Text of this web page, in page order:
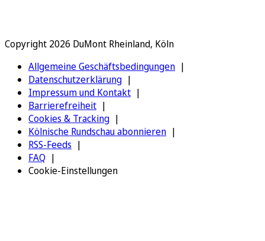
Copyright 2026 DuMont Rheinland, Köln
Allgemeine Geschäftsbedingungen
Datenschutzerklärung
Impressum und Kontakt
Barrierefreiheit
Cookies & Tracking
Kölnische Rundschau abonnieren
RSS-Feeds
FAQ
Cookie-Einstellungen